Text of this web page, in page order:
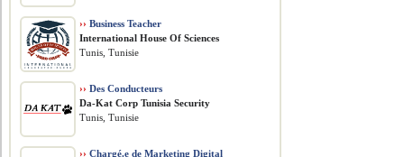
›› Business Teacher
International House Of Sciences
Tunis, Tunisie
›› Des Conducteurs
Da-Kat Corp Tunisia Security
Tunis, Tunisie
›› Chargé.e de Marketing Digital